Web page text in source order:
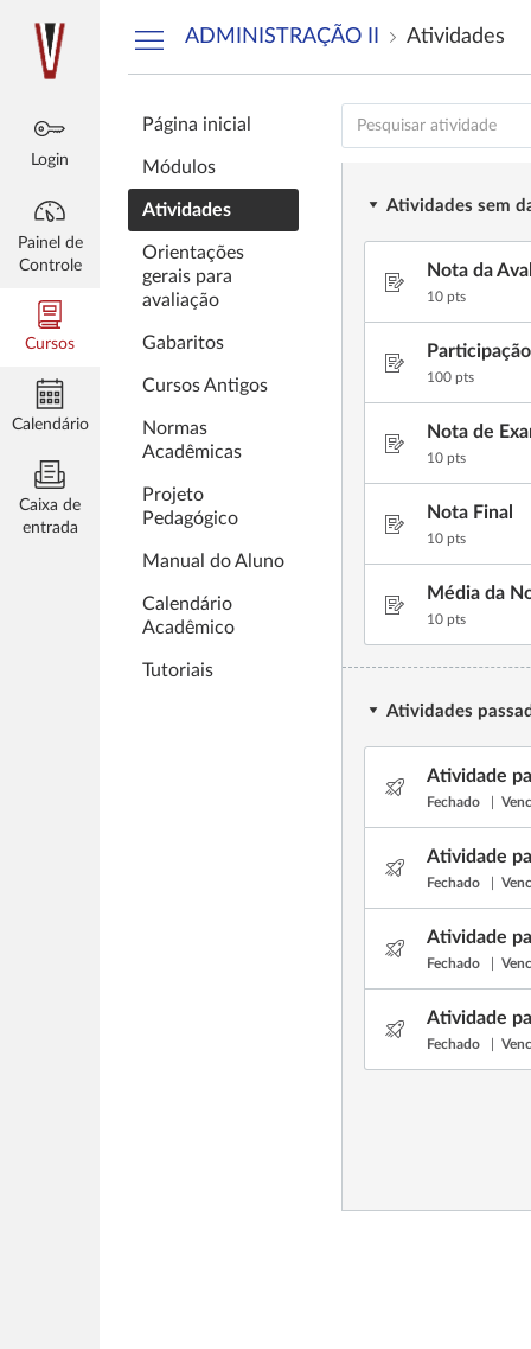
ferramentas
Login
Painel de
Controle
Cursos
Calendário
Caixa de
entrada
ADMINISTRAÇÃO II Atividades
Página inicial
Módulos
Atividades
Orientações
gerais para
avaliação
Gabaritos
Cursos Antigos
Normas
Acadêmicas
Projeto
Pedagógico
Manual do Aluno
Calendário
Acadêmico
Tutoriais
Atividades
atividade
Atividades sem
Nota da
10 Pontos
10 pts
100 Pontos
100 pts
Nota de
10 Pontos
10 pts
Nota Final
10 Pontos
10 pts
Média da
10 Pontos
10 pts
Atividades
Atividade
Fechado
Atividade
Fechado
Atividade
Fechado
Atividade
Fechado